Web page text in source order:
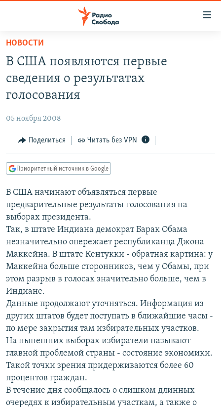
упрощенного
доступа
основному
Вернутся
Вернутся
поиску
АВТОРСКИЕ ПРОЕКТЫ
МНЕНИЯ
КУЛЬТУРА
КАВКАЗ.РЕАЛИИ
СЕВЕР.РЕАЛИИ
СИБИРЬ.РЕАЛИИ
РАСПИСАНИЕ ВЕЩАНИЯ
ПОДПИШИТЕСЬ НА РАССЫЛКУ
Все сайты РСЕ/РС
НОВОСТИ
В США появляются первые
сведения о результатах
голосования
05 ноября 2008
Поделиться Читать без VPN
Приоритетный источник в Google
В США начинают объявляться первые
предварительные результаты голосования на
выборах президента.
Так, в штате Индиана демократ Барак Обама
незначительно опережает республиканца Джона
Маккейна. В штате Кентукки - обратная картина: у
Маккейна больше сторонников, чем у Обамы, при
этом разрыв в голосах значительно больше, чем в
Индиане.
Данные продолжают уточняться. Информация из
других штатов будет поступать в ближайшие часы -
по мере закрытия там избирательных участков.
На нынешних выборах избиратели называют
главной проблемой страны - состояние экономики.
Такой точки зрения придерживаются более 60
процентов граждан.
В течение дня сообщалось о слишком длинных
очередях к избирательным участкам, а также о